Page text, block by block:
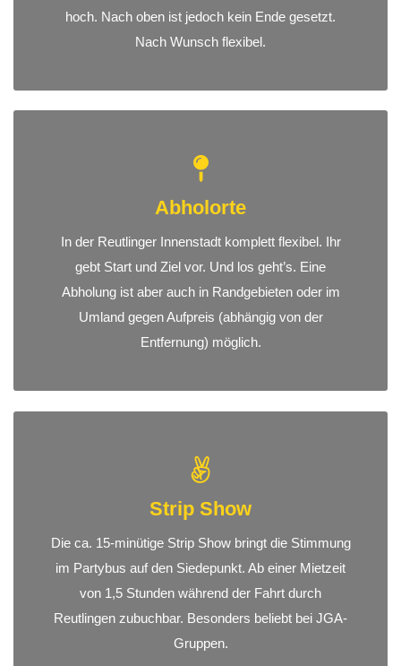
hoch. Nach oben ist jedoch kein Ende gesetzt.
Nach Wunsch flexibel.
Abholorte
In der Reutlinger Innenstadt komplett flexibel. Ihr
gebt Start und Ziel vor. Und los geht’s. Eine
Abholung ist aber auch in Randgebieten oder im
Umland gegen Aufpreis (abhängig von der
Entfernung) möglich.
Strip Show
Die ca. 15-minütige Strip Show bringt die Stimmung
im Partybus auf den Siedepunkt. Ab einer Mietzeit
von 1,5 Stunden während der Fahrt durch
Reutlingen zubuchbar. Besonders beliebt bei JGA-
Gruppen.